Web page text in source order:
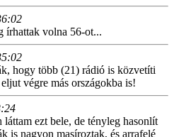
írhattak volna 56-ot...
hogy több (21) rádió is közvetíti
végre más országokba is!
ezt bele, de tényleg hasonlít
is nagyon masíroztak, és arrafelé